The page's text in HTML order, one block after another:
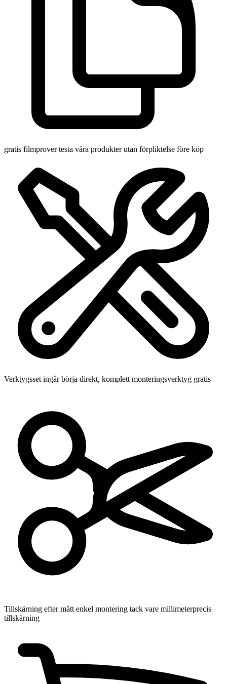
gratis filmprover testa våra produkter utan förpliktelse före köp
Verktygsset ingår börja direkt, komplett monteringsverktyg gratis
Tillskärning efter mått enkel montering tack vare millimeterprecis
tillskärning